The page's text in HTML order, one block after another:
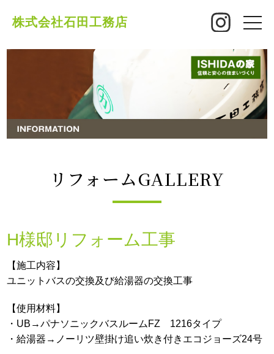
株式会社石田工務店
toggle
リフォームGALLERY
H様邸リフォーム工事
【施工内容】
ユニットバスの交換及び給湯器の交換工事
【使用材料】
・UB→パナソニックバスルームFZ 1216タイプ
・給湯器→ノーリツ壁掛け追い炊き付きエコジョーズ24号